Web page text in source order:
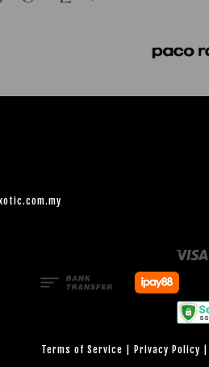
Terms of Service Privacy Policy